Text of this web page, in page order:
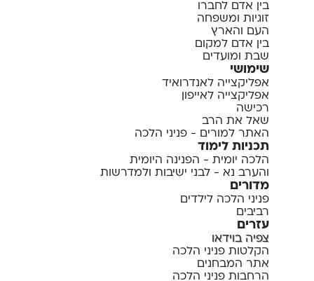
בין אדם לחברו
זוגיות ומשפחה
העם והארץ
בין אדם למקום
שבת ומועדים
שימושי
אפליקצייה לאנדרואיד
אפליקצייה לאייפון
רכישה
שאל את הרב
האתר למורים - פניני הלכה
תכניות לימוד
הלכה יומית - הפנינה היומית
והערב נא - לבני ישיבות ולמדרשות
מדורים
פניני הלכה לילדים
רביבים
עזרים
צפיה בוידאו
הקלטות פניני הלכה
אתר המבחנים
הרחבות פניני הלכה